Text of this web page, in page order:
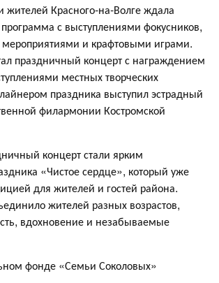
Красного-на-Волге ждала
программа с выступлениями фокусников,
и крафтовыми играми.
праздничный концерт с награждением
местных творческих
праздника выступил эстрадный
филармонии Костромской
концерт стали ярким
«Чистое сердце», который уже
для жителей и гостей района.
жителей разных возрастов,
вдохновение и незабываемые
фонде «Семьи Соколовых»